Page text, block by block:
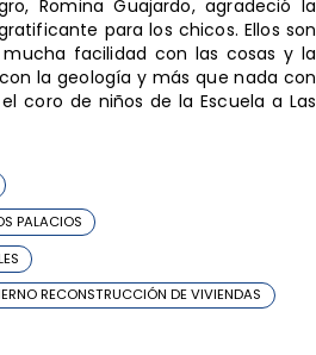
Romina Guajardo, agradeció la
para los chicos. Ellos son
facilidad con las cosas y la
la geología y más que nada con
coro de niños de la Escuela a Las
PALACIOS
RECONSTRUCCIÓN DE VIVIENDAS